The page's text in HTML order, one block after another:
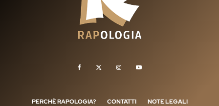
PERCHÈ RAPOLOGIA? CONTATTI NOTE LEGALI